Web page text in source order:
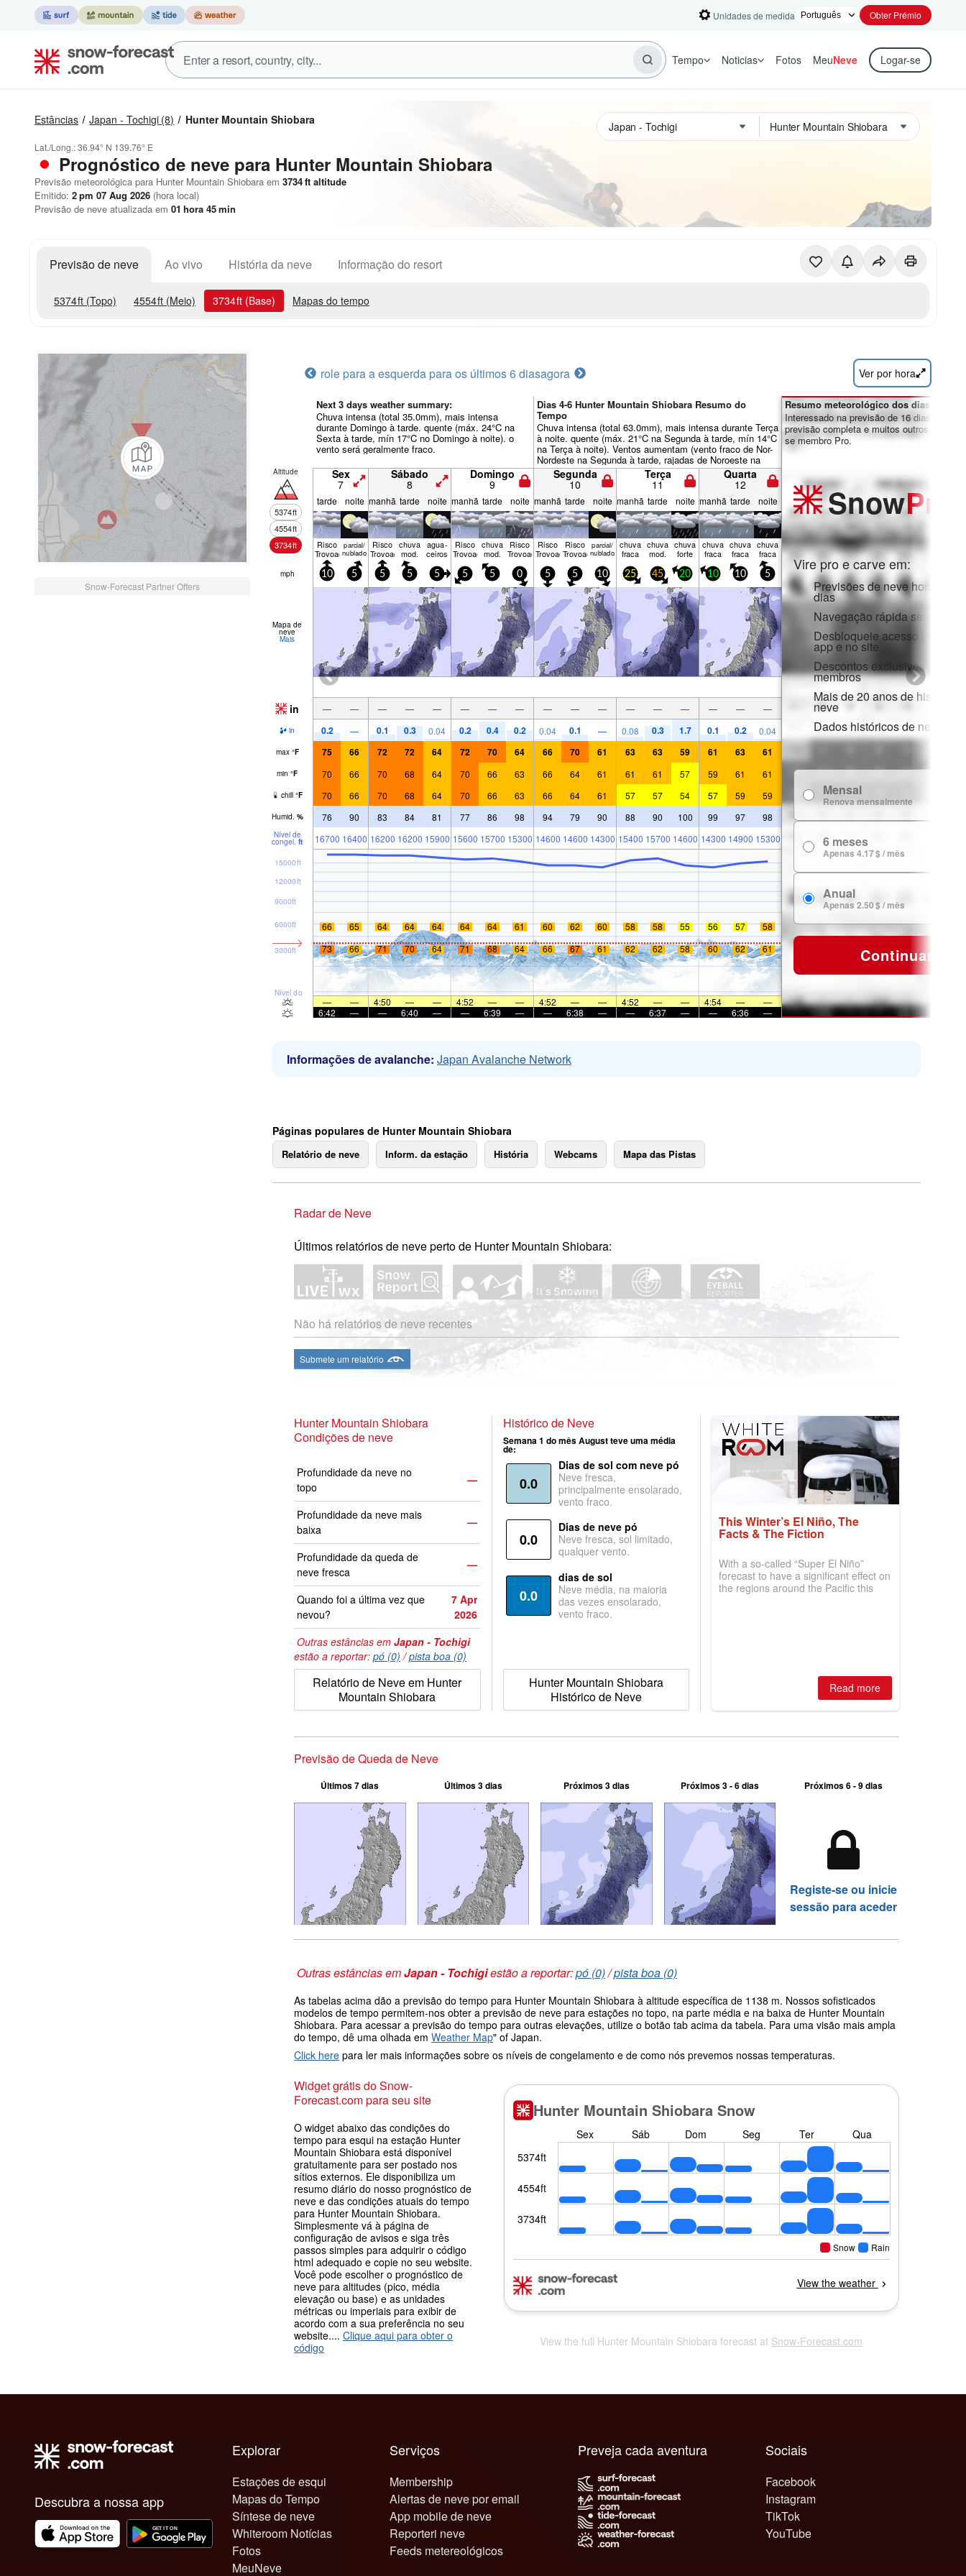
Unidades de medida Obter Prémio
Tempo Noticias Fotos MeuNeve Logar-se
Estâncias Japan - Tochigi (8) Hunter Mountain Shiobara
Lat./Long.:36.94° N 139.76° E
Prognóstico de neve para Hunter Mountain Shiobara
Previsão meteorológica para Hunter Mountain Shiobara em 3734ft altitude
Emitido: 2 pm 07 Aug 2026 (hora local)
Previsão de neve atualizada em 01 hora 45min
Previsão de neve Ao vivo História da neve Informação do resort
5374ft (Topo) 4554ft (Meio) 3734ft (Base) Mapas do tempo
Snow-Forecast Partner Offers
role para a esquerda para os últimos 6 diasagora Ver por hora
Next 3 days weather summary:
Chuva intensa (total 35.0mm), mais intensa
durante Domingo à tarde. quente (máx. 24°C na
Sexta à tarde, mín 17°C no Domingo à noite). o
vento será geralmente fraco.
Dias 4-6 Hunter Mountain Shiobara Resumo do
Tempo
Chuva intensa (total 63.0mm), mais intensa durante Terça
à noite. quente (máx. 21°C na Segunda à tarde, mín 14°C
na Terça à noite). Ventos aumentam (vento fraco de Nor-
Nordeste na Segunda à tarde, rajadas de Noroeste na
Terça à tarde).
Altitude
5374ft
4554ft
3734ft
Sex
7
Sábado
8
Domingo
9
Segunda
10
Terça
11
Quarta
12
tarde noite manhã tarde noite manhã tarde noite manhã tarde noite manhã tarde noite manhã tarde noite
Risco
Trovoada
parcial/
nublado
Risco
Trovoada
chuva
mod.
agua­
ceiros
Risco
Trovoada
chuva
mod.
Risco
Trovoada
Risco
Trovoada
Risco
Trovoada
parcial/
nublado
chuva
fraca
chuva
mod.
chuva
forte
chuva
fraca
chuva
fraca
chuva
fraca
mph 10 5 5 5 5 5 5 0 5 5 10 25 45 20 10 10 5
Mapa de
neve
Mais
in — — — — — — — — — — — — — — — — —
in 0.2 — 0.1 0.3 0.04 0.2 0.4 0.2 0.04 0.1 — 0.08 0.3 1.7 0.1 0.2 0.04
max °F 75 66 72 72 64 72 70 64 66 70 61 63 63 59 61 63 61
min °F 70 66 70 68 64 70 66 63 66 64 61 61 61 57 59 61 61
chill °F 70 66 70 68 64 70 66 63 66 64 61 57 57 54 57 59 59
Humid. % 76 90 83 84 81 77 86 98 94 79 90 88 90 100 99 97 98
Nível de
congel. ft 16700 16400 16200 16200 15900 15600 15700 15300 14600 14600 14300 15400 15700 14600 14300 14900 15300
Nível do mar
3000ft
6000ft
9000ft
12000ft
15000ft
66 65 64 64 64 64 64 61 60 62 60 58 58 55 56 57
58
73
66 71 70 64 71 68 64 66 67 61 62 62 58 60 62 61
— — 4:50 — — 4:52 — — 4:52 — — 4:52 — — 4:54 —
—
6:42
— — 6:40 — — 6:39 — — 6:38 — — 6:37 — — 6:36 —
Resumo meteorológico dos dias 7-16:
Interessado na previsão de 16 dias?
previsão completa e muitos outros
se membro Pro.
SnowPro
Vire pro e carve em:
Previsões de neve horárias e
dias
Navegação rápida sem
Desbloqueie acesso
app e no site
Descontos exclusivos para
membros
Mais de 20 anos de histórico
neve
Dados históricos de neve
Mensal
Renova mensalmente
6 meses
Apenas 4.17 $ / mês
Anual
Apenas 2.50 $ / mês
Continuar
Informações de avalanche: Japan Avalanche Network
Páginas populares de Hunter Mountain Shiobara
Relatório de neve Inform. da estação História Webcams Mapa das Pistas
Radar de Neve
Últimos relatórios de neve perto de Hunter Mountain Shiobara:
Não há relatórios de neve recentes
Submete um relatório
Hunter Mountain Shiobara
Condições de neve
Profundidade da neve no
topo
—
Profundidade da neve mais
baixa
—
Profundidade da queda de
neve fresca
—
Quando foi a última vez que
nevou?
7 Apr
2026
Outras estâncias em Japan - Tochigi
estão a reportar: pó (0) /pista boa (0)
Relatório de Neve em Hunter
Mountain Shiobara
Histórico de Neve
Semana 1 do mês August teve uma média
de:
0.0
Dias de sol com neve pó
Neve fresca,
principalmente ensolarado,
vento fraco.
0.0
Dias de neve pó
Neve fresca, sol limitado,
qualquer vento.
0.0
dias de sol
Neve média, na maioria
das vezes ensolarado,
vento fraco.
Hunter Mountain Shiobara
Histórico de Neve
This Winter’s El Niño, The
Facts & The Fiction
With a so-called “Super El Niño”
forecast to have a significant effect on
the regions around the Pacific this
Read more
Previsão de Queda de Neve
Últimos 7 dias Últimos 3 dias Próximos 3 dias Próximos 3 - 6 dias Próximos 6 - 9 dias
Registe-se ou inicie
sessão para aceder
Outras estâncias emJapan - Tochigiestão a reportar:pó (0)/pista boa (0)
As tabelas acima dão a previsão do tempo para Hunter Mountain Shiobara à altitude específica de 1138 m. Nossos sofisticados
modelos de tempo permitem-nos obter a previsão de neve para estações no topo, na parte média e na baixa de Hunter Mountain
Shiobara. Para acessar a previsão do tempo para outras elevações, utilize o botão tab acima da tabela. Para uma visão mais ampla
do tempo, dê uma olhada em Weather Map" of Japan.
Click here para ler mais informações sobre os níveis de congelamento e de como nós prevemos nossas temperaturas.
Widget grátis do Snow-
Forecast.com para seu site
O widget abaixo das condições do
tempo para esqui na estação Hunter
Mountain Shiobara está disponível
gratuitamente para ser postado nos
sítios externos. Ele disponibiliza um
resumo diário do nosso prognóstico de
neve e das condições atuais do tempo
para Hunter Mountain Shiobara.
Simplesmente vá à página de
configuração de avisos e siga três
passos simples para adquirir o código
html adequado e copie no seu website.
Você pode escolher o prognóstico de
neve para altitudes (pico, média
elevação ou base) e as unidades
métricas ou imperiais para exibir de
acordo com a sua preferência no seu
website.... Clique aqui para obter o
código
View the full Hunter Mountain Shiobara forecast at Snow-Forecast.com
Descubra a nossa app
Explorar
Estações de esqui
Mapas do Tempo
Síntese de neve
Whiteroom Notícias
Fotos
MeuNeve
Serviços
Membership
Alertas de neve por email
App mobile de neve
Reporteri neve
Feeds metereológicos
Sociais
Facebook
Instagram
TikTok
YouTube
Preveja cada aventura